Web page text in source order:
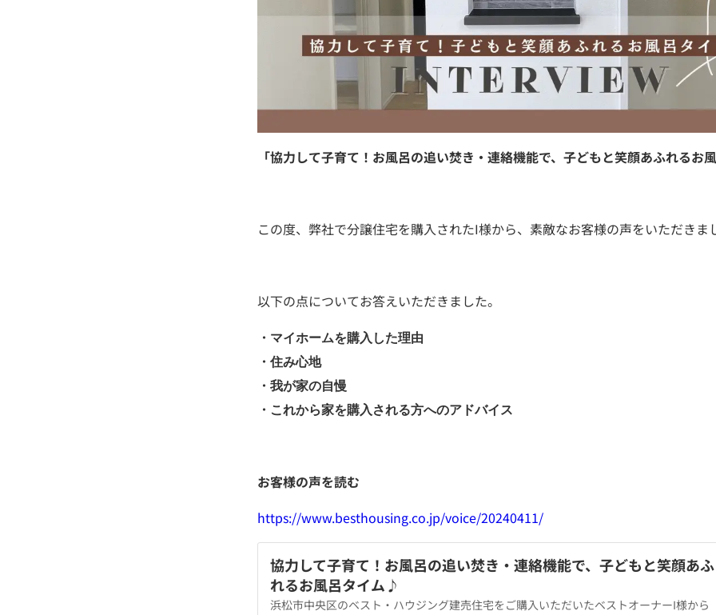
「協力して子育て！お風呂の追い焚き・連絡機能で、子どもと笑顔あふれるお
この度、弊社で分譲住宅を購入されたI様から、素敵なお客様の声をいただきま
以下の点についてお答えいただきました。
・マイホームを購入した理由
・住み心地
・我が家の自慢
・これから家を購入される方へのアドバイス
お客様の声を読む
https://www.besthousing.co.jp/voice/20240411/
協力して子育て！お風呂の追い焚き・連絡機能で、子どもと笑顔あふ
れるお風呂タイム♪
浜松市中央区のベスト・ハウジング建売住宅をご購入いただいたベストオーナーI様から